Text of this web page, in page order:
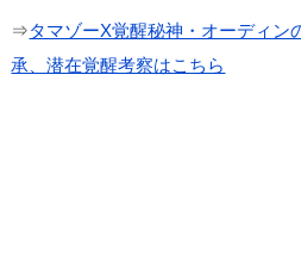
⇒タマゾーX覚醒秘神・オーディン
承、潜在覚醒考察はこちら